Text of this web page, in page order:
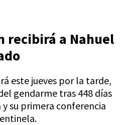
recibirá a Nahuel
este jueves por la tarde,
gendarme tras 448 días
su primera conferencia